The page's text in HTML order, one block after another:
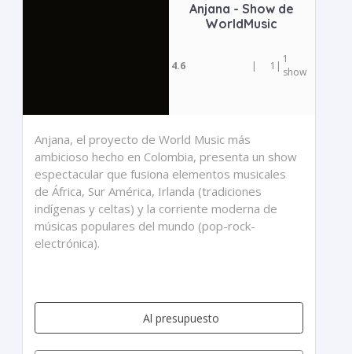
Anjana - Show de
WorldMusic
4.6 | 1 | 1
show
Anjana, el proyecto de World Music más
ambicioso hecho en Colombia, presenta un show
espectacular que fusiona elementos musicales
de África, Sur América, Irlanda (tradiciones
indígenas y celtas) y la corriente moderna de
músicas populares del mundo (pop-rock-
electrónica).
Al presupuesto